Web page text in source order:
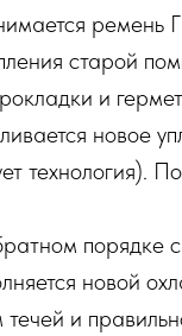
ремень
старой
и
новое
технология).
порядке
новой
и